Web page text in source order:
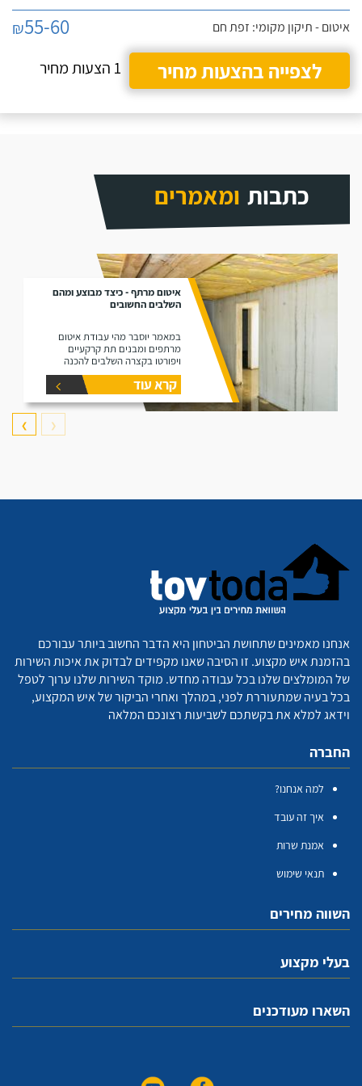
איטום - תיקון מקומי: זפת חם ₪55-60
לצפייה בהצעות מחיר
1 הצעות מחיר
כתבות ומאמרים
איטום מרתף - כיצד מבוצע ומהם
השלבים החשובים
במאמר יוסבר מהי עבודת איטום
מרתפים ומבנים תת קרקעיים
ויפורטו בקצרה השלבים להכנה
וביצוע של עבודות איטום במרתפים
קרא עוד
❮
❯
אנחנו מאמינים שתחושת הביטחון היא הדבר החשוב ביותר עבורכם
בהזמנת איש מקצוע. זו הסיבה שאנו מקפידים לבדוק את איכות השירות
של המומלצים שלנו בכל עבודה מחדש. מוקד השירות שלנו ערוך לטפל
בכל בעיה שמתעוררת לפני, במהלך ואחרי הביקור של איש המקצוע,
וידאג למלא את בקשתכם לשביעות רצונכם המלאה
החברה
למה אנחנו?
איך זה עובד
אמנת שרות
תנאי שימוש
השווה מחירים
בעלי מקצוע
השארו מעודכנים